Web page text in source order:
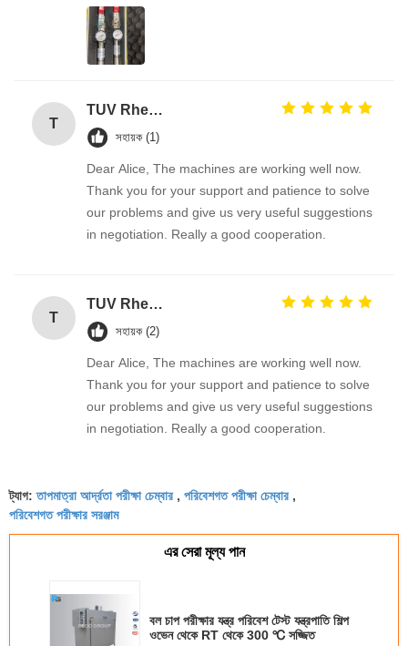
T
TUV Rheinland
সহায়ক (1)
Dear Alice, The machines are working well now.
Thank you for your support and patience to solve
our problems and give us very useful suggestions
in negotiation. Really a good cooperation.
T
TUV Rheinland
সহায়ক (2)
Dear Alice, The machines are working well now.
Thank you for your support and patience to solve
our problems and give us very useful suggestions
in negotiation. Really a good cooperation.
ট্যাগ:তাপমাত্রা আর্দ্রতা পরীক্ষা চেম্বার , পরিবেশগত পরীক্ষা চেম্বার ,
পরিবেশগত পরীক্ষার সরঞ্জাম
এর সেরা মূল্য পান
বল চাপ পরীক্ষার যন্ত্র পরিবেশ টেস্ট যন্ত্রপাতি শিল্প
ওভেন থেকে RT থেকে 300 ℃ সজ্জিত